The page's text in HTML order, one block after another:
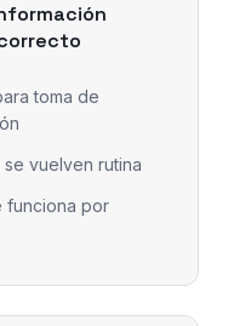
toma de
vuelven rutina
funciona por